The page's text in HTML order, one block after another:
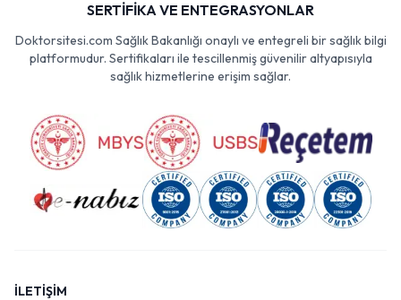
SERTİFİKA VE ENTEGRASYONLAR
Doktorsitesi.com Sağlık Bakanlığı onaylı ve entegreli bir sağlık bilgi
platformudur. Sertifikaları ile tescillenmiş güvenilir altyapısıyla
sağlık hizmetlerine erişim sağlar.
İLETİŞİM